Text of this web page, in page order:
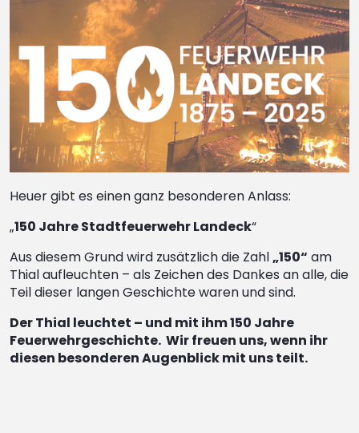
Heuer gibt es einen ganz besonderen Anlass:
„150 Jahre Stadtfeuerwehr Landeck“
Aus diesem Grund wird zusätzlich die Zahl„150“ am
Thial aufleuchten – als Zeichen des Dankes an alle, die
Teil dieser langen Geschichte waren und sind.
Der Thial leuchtet – und mit ihm 150 Jahre
Feuerwehrgeschichte. Wir freuen uns, wenn ihr
diesen besonderen Augenblick mit uns teilt.